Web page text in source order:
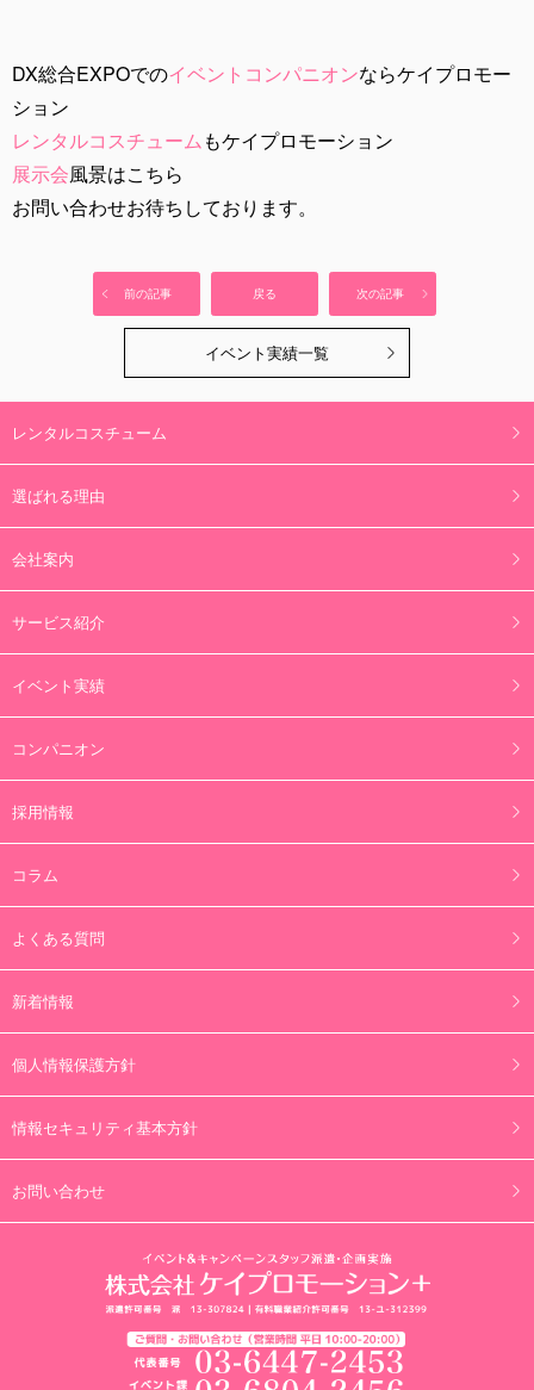
DX総合EXPOでのイベントコンパニオンならケイプロモー
ション
レンタルコスチュームもケイプロモーション
展示会風景はこちら
お問い合わせお待ちしております。
前の記事 戻る 次の記事
イベント実績一覧
レンタルコスチューム
選ばれる理由
会社案内
サービス紹介
イベント実績
コンパニオン
採用情報
コラム
よくある質問
新着情報
個人情報保護方針
情報セキュリティ基本方針
お問い合わせ